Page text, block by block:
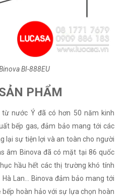
BI-888EU
PHẨM
từ nước Ý đã có hơn 50 năm kinh
bếp gas, đảm bảo mang tới các
lại sự tiện lợi và an toàn cho người
âm Binova đã có mặt tại 86 quốc
hầu hết các thị trường khó tính
Lan… Binova đảm bảo mang tới
hoàn hảo với sự lựa chọn hoàn